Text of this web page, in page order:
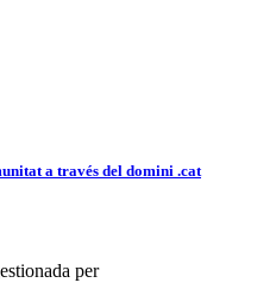
a través del domini .cat
per